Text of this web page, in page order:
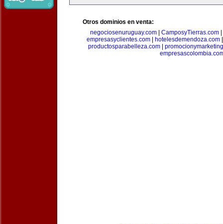
Otros dominios en venta:
negociosenuruguay.com
CamposyTierras.com
empresasyclientes.com
hotelesdemendoza.com
productosparabelleza.com